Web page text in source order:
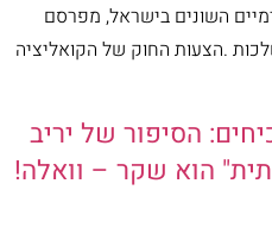
השונים בישראל, מפרסם
.הצעות החוק של הקואליציה
מ-92' מוכיחים: הסיפור של יריב
הוא שקר – וואלה!